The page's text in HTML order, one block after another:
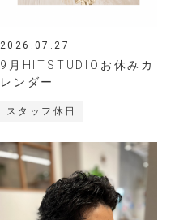
2026.07.27
9月HITSTUDIOお休みカ
レンダー
スタッフ休日